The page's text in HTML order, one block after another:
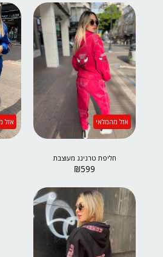
אזל מהמלאי
חליפת טרנינג מעוצבת
₪599
אזל